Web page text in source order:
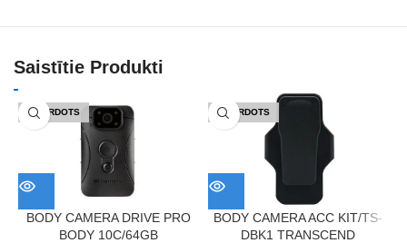
Saistītie Produkti
IZPĀRDOTS
BODY CAMERA DRIVE PRO
BODY 10C/64GB
IZPĀRDOTS
BODY CAMERA ACC KIT/TS-
DBK1 TRANSCEND